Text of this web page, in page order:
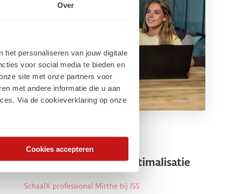
Over
het personaliseren van jouw digitale
voor social media te bieden en
site met onze partners voor
met andere informatie die u aan
Via de cookieverklaring op onze
Cookies accepteren
Impactmakers
Van observatie naar optimalisatie
SchaalX professional Mirthe bij ISS